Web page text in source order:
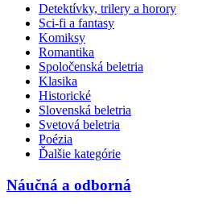
Detektívky, trilery a horory
Sci-fi a fantasy
Komiksy
Romantika
Spoločenská beletria
Klasika
Historické
Slovenská beletria
Svetová beletria
Poézia
Ďalšie kategórie
Náučná a odborná